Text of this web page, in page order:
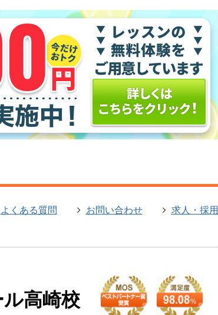
よくある質問 お問い合わせ
求人・採用
高崎校